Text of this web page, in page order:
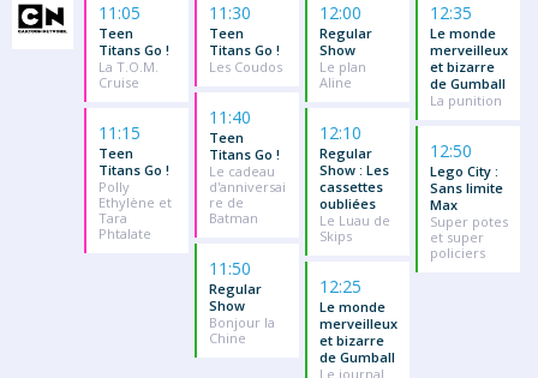
11:05
Teen
Titans Go !
La T.O.M.
Cruise
11:15
Teen
Titans Go !
Polly
Ethylène et
Tara
Phtalate
11:30
Teen
Titans Go !
Les Coudos
11:40
Teen
Titans Go !
Le cadeau
d'anniversai
re de
Batman
11:50
Regular
Show
Bonjour la
Chine
12:00
Regular
Show
Le plan
Aline
12:10
Regular
Show : Les
cassettes
oubliées
Le Luau de
Skips
12:25
Le monde
merveilleux
et bizarre
de Gumball
Le journal
12:35
Le monde
merveilleux
et bizarre
de Gumball
La punition
12:50
Lego City :
Sans limite
Max
Super potes
et super
policiers